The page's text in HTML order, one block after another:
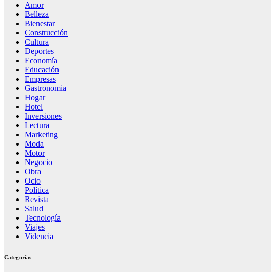
Amor
Belleza
Bienestar
Construcción
Cultura
Deportes
Economía
Educación
Empresas
Gastronomia
Hogar
Hotel
Inversiones
Lectura
Marketing
Moda
Motor
Negocio
Obra
Ocio
Política
Revista
Salud
Tecnología
Viajes
Videncia
Categorías